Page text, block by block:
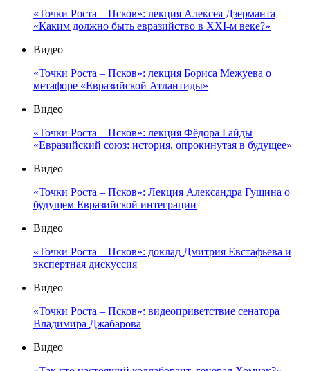
«Точки Роста – Псков»: лекция Алексея Дзерманта
«Каким должно быть евразийство в XXI-м веке?»
Видео
«Точки Роста – Псков»: лекция Бориса Межуева о
метафоре «Евразийской Атлантиды»
Видео
«Точки Роста – Псков»: лекция Фёдора Гайды
«Евразийский союз: история, опрокинутая в будущее»
Видео
«Точки Роста – Псков»: Лекция Александра Гущина о
будущем Евразийской интеграции
Видео
«Точки Роста – Псков»: доклад Дмитрия Евстафьева и
экспертная дискуссия
Видео
«Точки Роста – Псков»: видеоприветствие сенатора
Владимира Джабарова
Видео